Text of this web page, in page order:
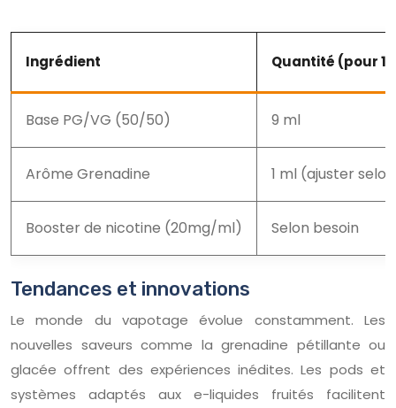
Ingrédient Quantité (pour
Base PG/VG (50/50) 9 ml
Arôme Grenadine 1 ml (ajuster
Booster de nicotine (20mg/ml) Selon besoin
Tendances et innovations
Le monde du vapotage évolue constamment. Les
nouvelles saveurs comme la grenadine pétillante ou
glacée offrent des expériences inédites. Les pods et
systèmes adaptés aux e-liquides fruités facilitent